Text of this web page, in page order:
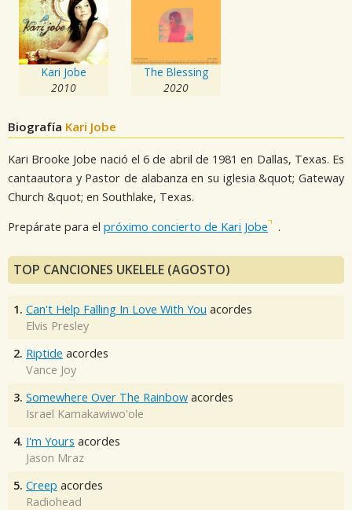
Kari Jobe
2010
The Blessing
2020
Biografía Kari Jobe
Kari Brooke Jobe nació el 6 de abril de 1981 en Dallas, Texas. Es
cantaautora y Pastor de alabanza en su iglesia &quot; Gateway
Church &quot; en Southlake, Texas.
Prepárate para el próximo concierto de Kari Jobe .
TOP CANCIONES UKELELE (AGOSTO)
1. Can't Help Falling In Love With You acordes
Elvis Presley
2. Riptide acordes
Vance Joy
3. Somewhere Over The Rainbow acordes
Israel Kamakawiwo'ole
4. I'm Yours acordes
Jason Mraz
5. Creep acordes
Radiohead